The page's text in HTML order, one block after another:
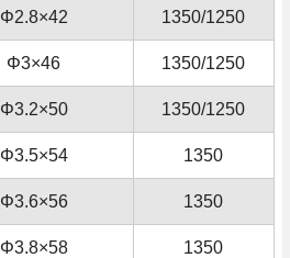
Φ2.8×42 1350/1250
Φ3×46 1350/1250
Φ3.2×50 1350/1250
Φ3.5×54 1350
Φ3.6×56 1350
Φ3.8×58 1350